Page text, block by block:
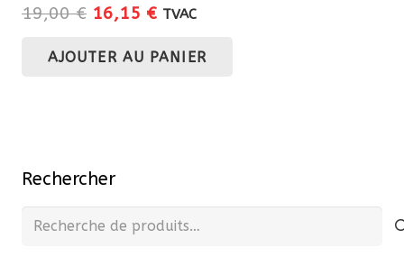
19,00€ Le
initial
16,15 €Le
actuel
TVAC
AJOUTER AU PANIER
Rechercher
Recherche